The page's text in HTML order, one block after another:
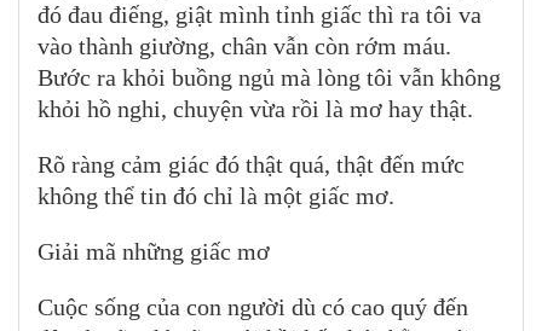
đó đau điếng, giật mình tỉnh giấc thì ra tôi va
vào thành giường, chân vẫn còn rớm máu.
Bước ra khỏi buồng ngủ mà lòng tôi vẫn không
khỏi hồ nghi, chuyện vừa rồi là mơ hay thật.
Rõ ràng cảm giác đó thật quá, thật đến mức
không thể tin đó chỉ là một giấc mơ.
Giải mã những giấc mơ
Cuộc sống của con người dù có cao quý đến